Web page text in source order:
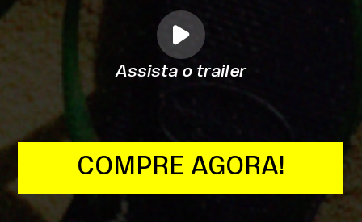
Assista o trailer
COMPRE AGORA!